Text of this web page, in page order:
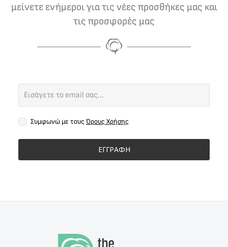
μείνετε ενήμεροι για τις νέες προσθήκες μας και
τις προσφορές μας
Συμφωνώ με τους Όρους Χρήσης
ΕΓΓΡΑΦΗ